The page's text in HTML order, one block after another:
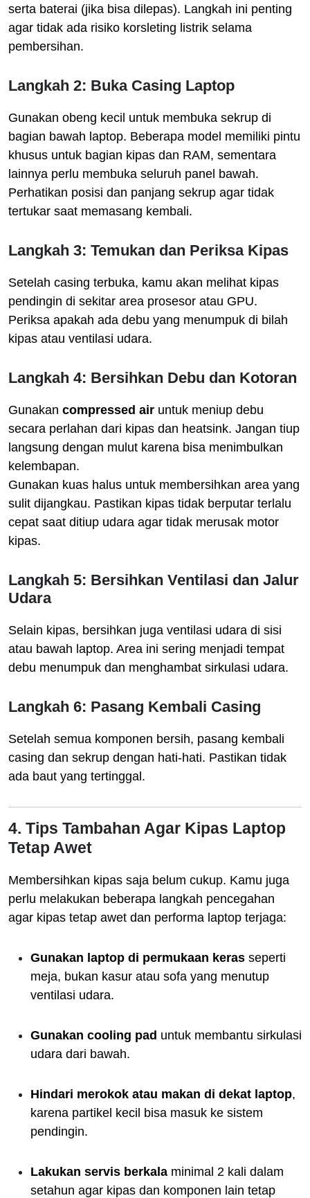
serta baterai (jika bisa dilepas). Langkah ini penting
agar tidak ada risiko korsleting listrik selama
pembersihan.
Langkah 2: Buka Casing Laptop
Gunakan obeng kecil untuk membuka sekrup di
bagian bawah laptop. Beberapa model memiliki pintu
khusus untuk bagian kipas dan RAM, sementara
lainnya perlu membuka seluruh panel bawah.
Perhatikan posisi dan panjang sekrup agar tidak
tertukar saat memasang kembali.
Langkah 3: Temukan dan Periksa Kipas
Setelah casing terbuka, kamu akan melihat kipas
pendingin di sekitar area prosesor atau GPU.
Periksa apakah ada debu yang menumpuk di bilah
kipas atau ventilasi udara.
Langkah 4: Bersihkan Debu dan Kotoran
Gunakan compressed air untuk meniup debu
secara perlahan dari kipas dan heatsink. Jangan tiup
langsung dengan mulut karena bisa menimbulkan
kelembapan.
Gunakan kuas halus untuk membersihkan area yang
sulit dijangkau. Pastikan kipas tidak berputar terlalu
cepat saat ditiup udara agar tidak merusak motor
kipas.
Langkah 5: Bersihkan Ventilasi dan Jalur
Udara
Selain kipas, bersihkan juga ventilasi udara di sisi
atau bawah laptop. Area ini sering menjadi tempat
debu menumpuk dan menghambat sirkulasi udara.
Langkah 6: Pasang Kembali Casing
Setelah semua komponen bersih, pasang kembali
casing dan sekrup dengan hati-hati. Pastikan tidak
ada baut yang tertinggal.
4. Tips Tambahan Agar Kipas Laptop
Tetap Awet
Membersihkan kipas saja belum cukup. Kamu juga
perlu melakukan beberapa langkah pencegahan
agar kipas tetap awet dan performa laptop terjaga:
Gunakan laptop di permukaan keras seperti
meja, bukan kasur atau sofa yang menutup
ventilasi udara.
Gunakan cooling pad untuk membantu sirkulasi
udara dari bawah.
Hindari merokok atau makan di dekat laptop,
karena partikel kecil bisa masuk ke sistem
pendingin.
Lakukan servis berkala minimal 2 kali dalam
setahun agar kipas dan komponen lain tetap